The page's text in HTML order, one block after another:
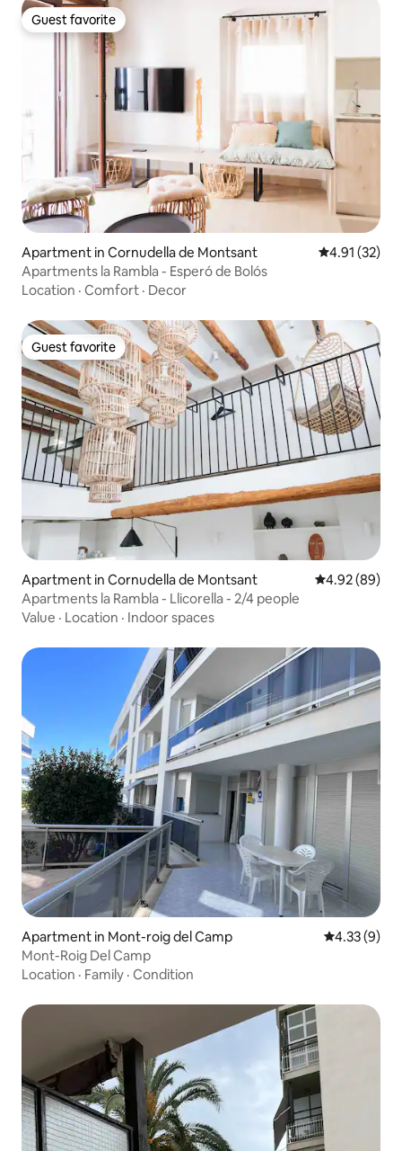
Guest favorite
Guest favorite
Apartment in Cornudella de Montsant 4.91 out of 5
4.91 (32)
Apartments la Rambla - Esperó de Bolós
Location · Comfort · Decor
Guest favorite
Guest favorite
Apartment in Cornudella de Montsant 4.92 out of 5
4.92 (89)
Apartments la Rambla - Llicorella - 2/4 people
Value · Location · Indoor spaces
Apartment in Mont-roig del Camp 4.33 out of
4.33 (9)
Mont-Roig Del Camp
Location · Family · Condition